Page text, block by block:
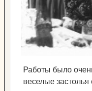
Работы было
веселые застолья